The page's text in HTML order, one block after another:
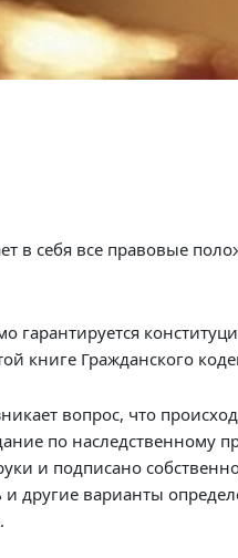
в себя все правовые
гарантируется
книге Гражданского
вопрос, что
по наследственному
и подписано
и другие варианты